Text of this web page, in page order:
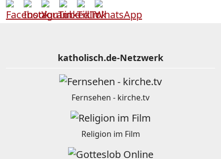
katholisch.de-Netzwerk
Fernsehen - kirche.tv
Religion im Film